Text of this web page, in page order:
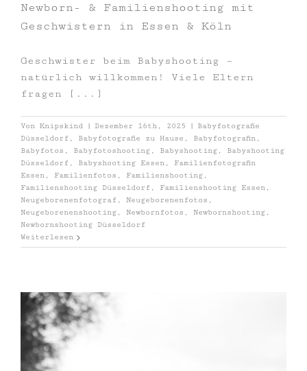
Newborn- & Familienshooting mit
Geschwistern in Essen & Köln
Geschwister beim Babyshooting –
natürlich willkommen! Viele Eltern
fragen [...]
Von Knipskind | Dezember 16th, 2025 |
Babyfotografie
Düsseldorf , Babyfotografie zu Hause , Babyfotografin ,
Babyfotos , Babyfotoshooting , Babyshooting , Babyshooting
Düsseldorf , Babyshooting Essen , Familienfotografin
Essen , Familienfotos , Familienshooting ,
Familienshooting Düsseldorf , Familienshooting Essen ,
Neugeborenenfotograf , Neugeborenenfotos ,
Neugeborenenshooting , Newbornfotos , Newbornshooting ,
Newbornshooting Düsseldorf
Weiterlesen